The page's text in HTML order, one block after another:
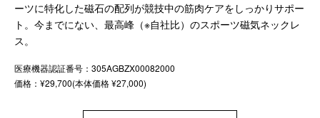
ーツに特化した磁石の配列が競技中の筋肉ケアをしっかりサポー
ト。今までにない、最高峰（※自社比）のスポーツ磁気ネックレ
ス。
医療機器認証番号：305AGBZX00082000
価格：¥29,700(本体価格 ¥27,000)